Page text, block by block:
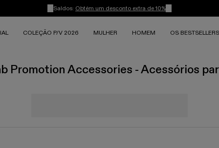
Saldos: Obtém um desconto extra de 10%
COLEÇÃO P/V 2026 MULHER HOMEM OS BESTSELLERS
Promotion Accessories - Acessórios